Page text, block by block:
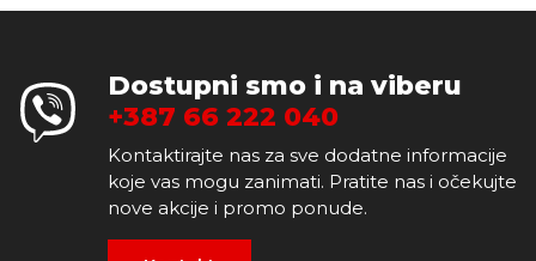
Dostupni smo i na viberu
+387 66 222 040
Kontaktirajte nas za sve dodatne informacije
koje vas mogu zanimati. Pratite nas i očekujte
nove akcije i promo ponude.